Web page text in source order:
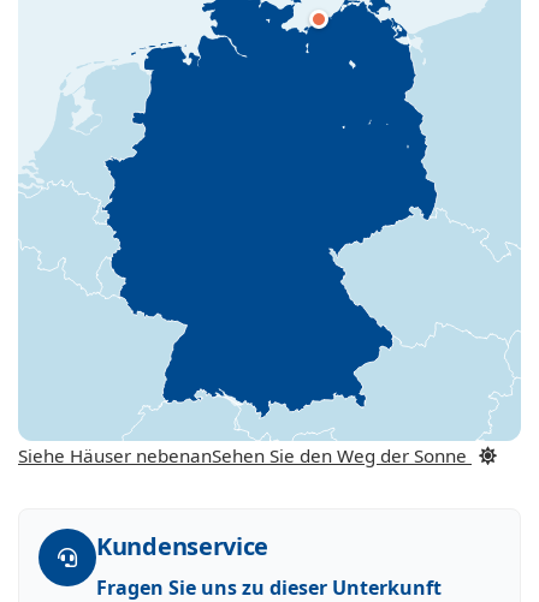
Siehe Häuser nebenanSehen Sie den Weg der Sonne
Kundenservice
Fragen Sie uns zu dieser Unterkunft